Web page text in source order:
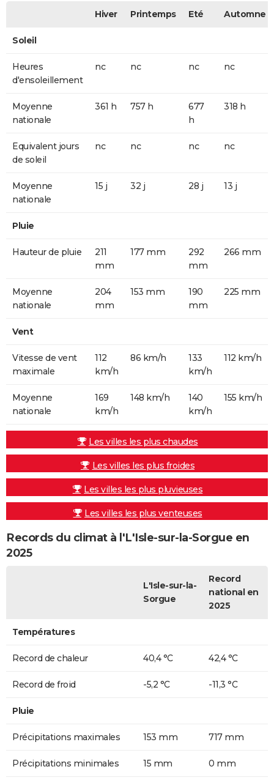
Hiver Printemps Eté Automne
Soleil
Heures
d'ensoleillement
nc nc nc nc
Moyenne
nationale
361 h 757 h
677
h
318 h
Equivalent jours
de soleil
nc nc nc nc
Moyenne
nationale
15 j 32 j 28 j 13 j
Pluie
Hauteur de pluie
211
mm
177 mm
292
mm
266 mm
Moyenne
nationale
204
mm
153 mm
190
mm
225 mm
Vent
Vitesse de vent
maximale
112
km/h
86 km/h
133
km/h
112 km/h
Moyenne
nationale
169
km/h
148 km/h
140
km/h
155 km/h
Les villes les plus chaudes
Les villes les plus froides
Les villes les plus pluvieuses
Les villes les plus venteuses
Records du climat à l'L'Isle-sur-la-Sorgue en
2025
L'Isle-sur-la-
Sorgue
Record
national en
2025
Températures
Record de chaleur 40,4 °C 42,4 °C
Record de froid -5,2 °C -11,3 °C
Pluie
Précipitations maximales 153 mm 717 mm
Précipitations minimales 15 mm 0 mm